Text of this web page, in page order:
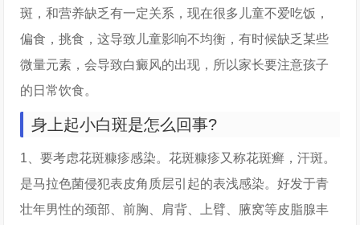
斑，和营养缺乏有一定关系，现在很多儿童不爱吃饭，
偏食，挑食，这导致儿童影响不均衡，有时候缺乏某些
微量元素，会导致白癜风的出现，所以家长要注意孩子
的日常饮食。
身上起小白斑是怎么回事?
1、要考虑花斑糠疹感染。花斑糠疹又称花斑癣，汗斑。
是马拉色菌侵犯表皮角质层引起的表浅感染。好发于青
壮年男性的颈部、前胸、肩背、上臂、腋窝等皮脂腺丰